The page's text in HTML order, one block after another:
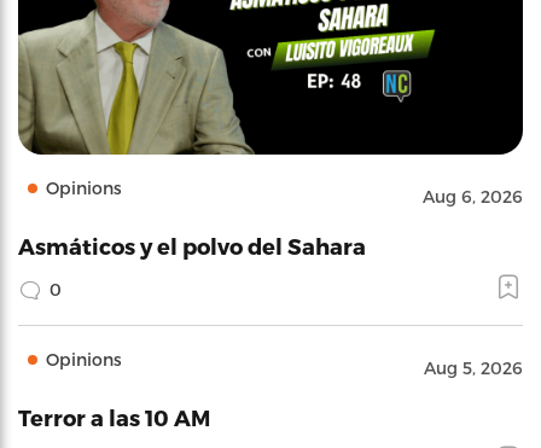
Opinions Aug 6, 2026
Asmáticos y el polvo del Sahara
0
Opinions Aug 5, 2026
Terror a las 10 AM